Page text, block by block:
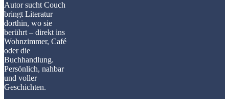
Autor sucht Couch
bringt Literatur
dorthin, wo sie
berührt – direkt ins
Wohnzimmer, Café
oder die
Buchhandlung.
Persönlich, nahbar
und voller
Geschichten.